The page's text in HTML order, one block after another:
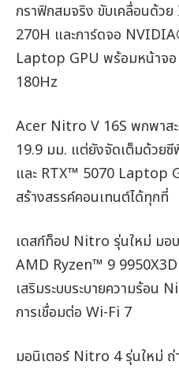
กราฟิกสมจริง ขับเคลื่อนด้
270H และการ์ดจอ
Laptop GPU พร้อมหน้าจอ
180Hz
Acer Nitro V 16S พกพาส
19.9 มม. แต่ยังจัดเต็มด้ว
และ RTX™ 5070 Laptop
สร้างสรรค์คอนเทนต์ได้ทุกที่
เดสก์ท็อป Nitro รุ่นใหม่ มอ
AMD Ryzen™ 9
เสริมระบบระบายความร้อน
การเชื่อมต่อ Wi-Fi 7
มอนิเตอร์ Nitro 4 รุ่นใหม่